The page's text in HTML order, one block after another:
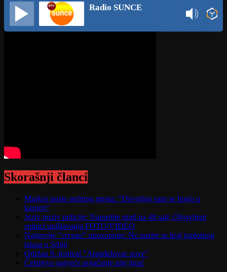
Radio SUNCE
Skorašnji članci
Markes posle sedmog mesta: "Dovoljno sam se borio u
karijeri"
Jeziv poziv policije: Napustite grad na 48 sati; Objavljeni
snimci uništavanja FOTO/VIDEO
Najnovije "crveno" upozorenje: Ne nazire se kraj toplotnog
talasa u Srbiji
Održan 9. festival "Aranđelovac zove"
Čelsijevo najveće pojačanje nije igrač